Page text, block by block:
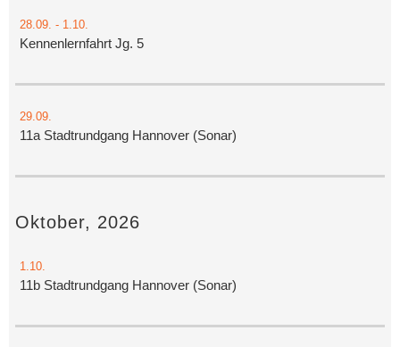
28.09. - 1.10.
Kennenlernfahrt Jg. 5
29.09.
11a Stadtrundgang Hannover (Sonar)
Oktober, 2026
1.10.
11b Stadtrundgang Hannover (Sonar)